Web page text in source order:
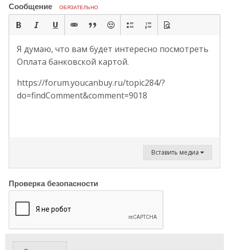
Сообщение ОБЯЗАТЕЛЬНО
Я думаю, что вам будет интересно посмотреть
Оплата банковской картой.
https://forum.youcanbuy.ru/topic284/?
do=findComment&comment=9018
Вставить медиа
Проверка безопасности